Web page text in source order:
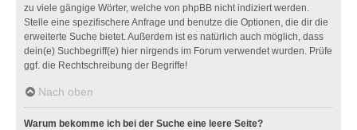
zu viele gängige Wörter, welche von phpBB nicht indiziert werden.
Stelle eine spezifischere Anfrage und benutze die Optionen, die dir die
erweiterte Suche bietet. Außerdem ist es natürlich auch möglich, dass
dein(e) Suchbegriff(e) hier nirgends im Forum verwendet wurden. Prüfe
ggf. die Rechtschreibung der Begriffe!
Nach oben
Warum bekomme ich bei der Suche eine leere Seite?